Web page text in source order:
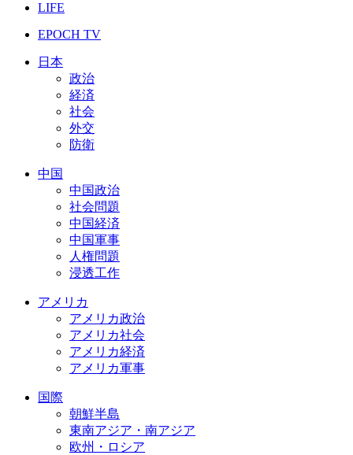
LIFE
EPOCH TV
日本
政治
経済
社会
外交
防衛
中国
中国政治
社会問題
中国経済
中国軍事
人権問題
浸透工作
アメリカ
アメリカ政治
アメリカ社会
アメリカ経済
アメリカ軍事
国際
朝鮮半島
東南アジア・南アジア
欧州・ロシア